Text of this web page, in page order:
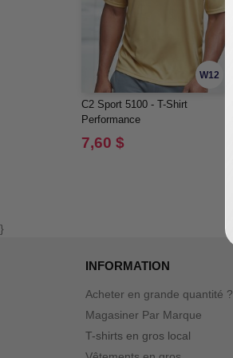
W12
C2 Sport 5100 - T-Shirt
Performance
7,60 $
}
INFORMATION
Acheter en grande quantité ?
Magasiner Par Marque
T-shirts en gros local